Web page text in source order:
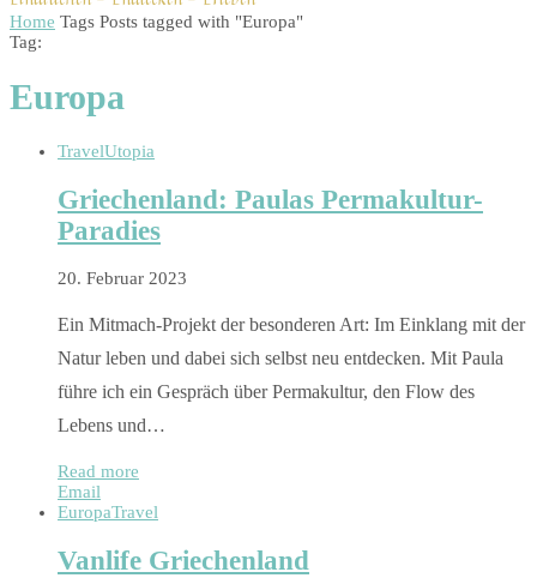
Home Tags Posts tagged with "Europa"
Tag:
Europa
TravelUtopia
Griechenland: Paulas Permakultur-
Paradies
20. Februar 2023
Ein Mitmach-Projekt der besonderen Art: Im Einklang mit der
Natur leben und dabei sich selbst neu entdecken. Mit Paula
führe ich ein Gespräch über Permakultur, den Flow des
Lebens und…
Read more
Email
EuropaTravel
Vanlife Griechenland